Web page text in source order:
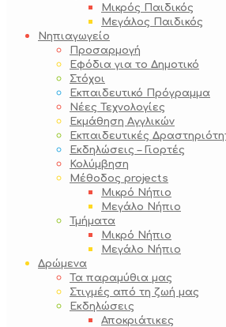
Μικρός Παιδικός
Μεγάλος Παιδικός
Νηπιαγωγείο
Προσαρμογή
Εφόδια για το Δημοτικό
Στόχοι
Εκπαιδευτικό Πρόγραμμα
Νέες Τεχνολογίες
Εκμάθηση Αγγλικών
Εκπαιδευτικές
Εκδηλώσεις – Γιορτές
Κολύμβηση
Μέθοδος projects
Μικρό Νήπιο
Μεγάλο Νήπιο
Τμήματα
Μικρό Νήπιο
Μεγάλο Νήπιο
Δρώμενα
Τα παραμύθια μας
Στιγμές από τη ζωή μας
Εκδηλώσεις
Αποκριάτικες